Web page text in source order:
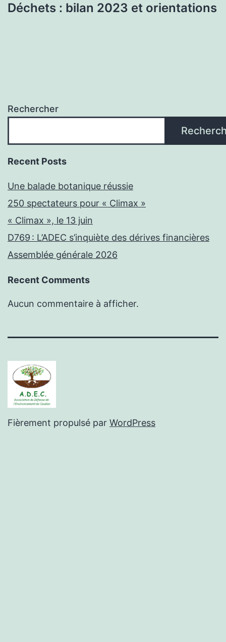
Déchets : bilan 2023 et orientations
Rechercher
Recent Posts
Une balade botanique réussie
250 spectateurs pour « Climax »
« Climax », le 13 juin
D769 : L’ADEC s’inquiète des dérives financières
Assemblée générale 2026
Recent Comments
Aucun commentaire à afficher.
Fièrement propulsé par WordPress